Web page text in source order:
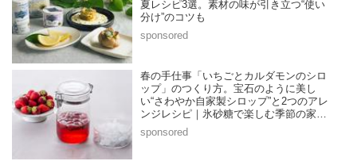
夏レシピ3選。素材の味が引き立つ“使い
分け”のコツも
春の手仕事「いちごとカルダモンのシロ
ップ」のつくり方。宝石のように美し
い“さわやか自家製シロップ”と2つのアレ
ンジレシピ｜氷砂糖で楽しむ季節の家仕
事／榎本美沙さん